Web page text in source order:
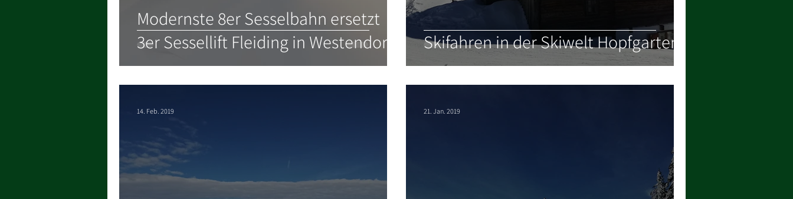
Modernste 8er Sesselbahn ersetzt
3er Sessellift Fleiding in Westendorf
Skifahren in der Skiwelt Hopfgarten
14. Feb. 2019 21. Jan. 2019